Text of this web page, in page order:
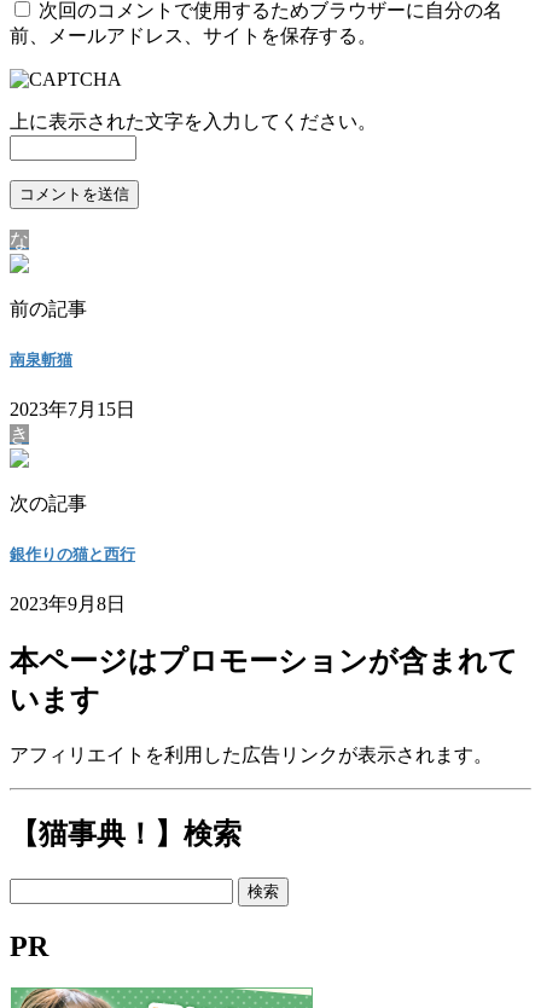
次回のコメントで使用するためブラウザーに自分の名
前、メールアドレス、サイトを保存する。
上に表示された文字を入力してください。
な
前の記事
南泉斬猫
2023年7月15日
き
次の記事
銀作りの猫と西行
2023年9月8日
本ページはプロモーションが含まれて
います
アフィリエイトを利用した広告リンクが表示されます。
【猫事典！】検索
PR